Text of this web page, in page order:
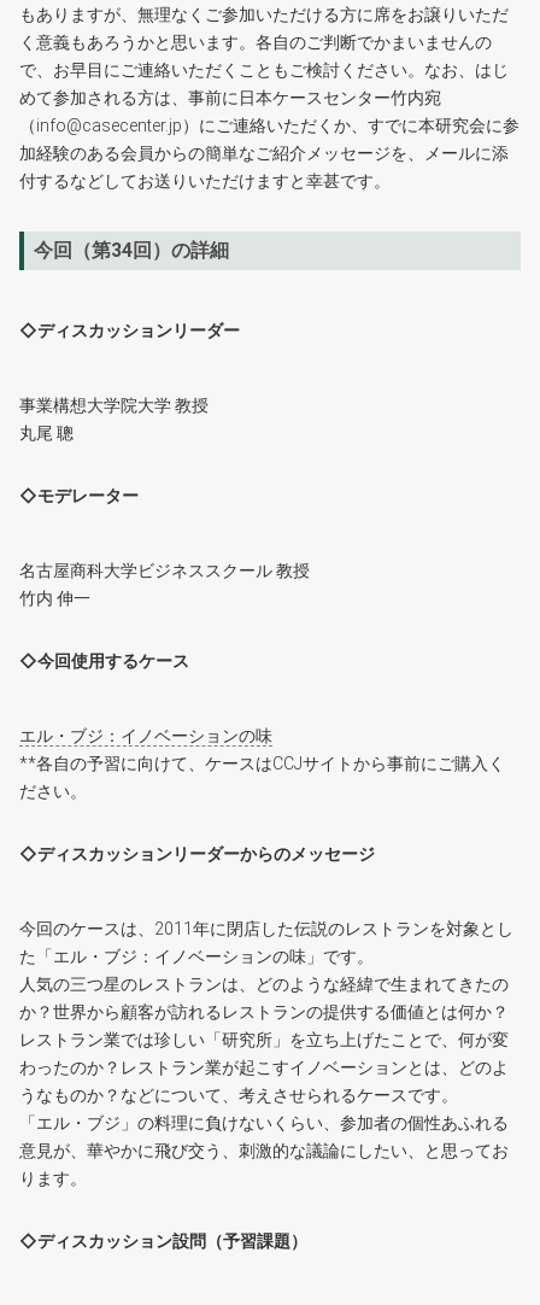
もありますが、無理なくご参加いただける方に席をお譲りいただ
く意義もあろうかと思います。各自のご判断でかまいませんの
で、お早目にご連絡いただくこともご検討ください。なお、はじ
めて参加される方は、事前に日本ケースセンター竹内宛
（info@casecenter.jp）にご連絡いただくか、すでに本研究会に参
加経験のある会員からの簡単なご紹介メッセージを、メールに添
付するなどしてお送りいただけますと幸甚です。
今回（第34回）の詳細
◇ディスカッションリーダー
事業構想大学院大学 教授
丸尾 聰
◇モデレーター
名古屋商科大学ビジネススクール 教授
竹内 伸一
◇今回使用するケース
エル・ブジ：イノベーションの味
**各自の予習に向けて、ケースはCCJサイトから事前にご購入く
ださい。
◇ディスカッションリーダーからのメッセージ
今回のケースは、2011年に閉店した伝説のレストランを対象とし
た「エル・ブジ：イノベーションの味」です。
人気の三つ星のレストランは、どのような経緯で生まれてきたの
か？世界から顧客が訪れるレストランの提供する価値とは何か？
レストラン業では珍しい「研究所」を立ち上げたことで、何が変
わったのか？レストラン業が起こすイノベーションとは、どのよ
うなものか？などについて、考えさせられるケースです。
「エル・ブジ」の料理に負けないくらい、参加者の個性あふれる
意見が、華やかに飛び交う、刺激的な議論にしたい、と思ってお
ります。
◇ディスカッション設問（予習課題）